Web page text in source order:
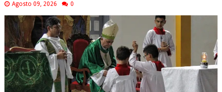
Agosto 09, 2026 0